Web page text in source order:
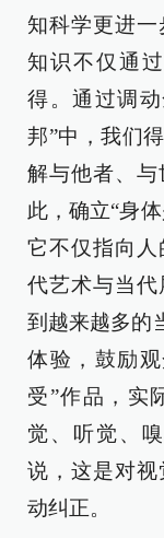
知科学更进一
知识不仅通
得。通过调
邦”中，我们
解与他者、与
此，确立“身
它不仅指向人
代艺术与当
到越来越多的
体验，鼓励
受”作品，实
觉、听觉、
说，这是对
动纠正。